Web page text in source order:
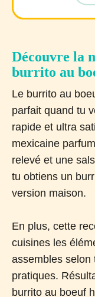
Découvre la
burrito au
Le burrito au
parfait quand tu
rapide et ultra
mexicaine
relevé et une
tu obtiens un
version maison.
En plus, cette
cuisines les
assembles selon
pratiques.
burrito au boeuf